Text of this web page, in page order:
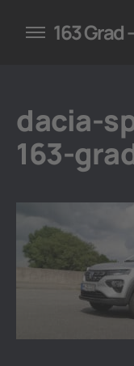
für
163
dacia-
163-